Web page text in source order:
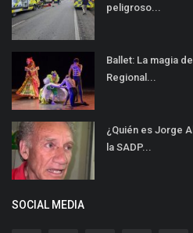
peligroso...
Ballet: La magia
Regional...
¿Quién es Jorge
la SADP...
SOCIAL MEDIA